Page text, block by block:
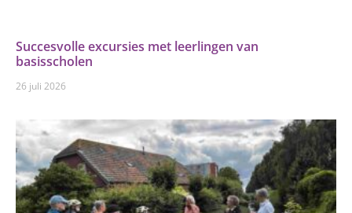
Succesvolle excursies met leerlingen van
basisscholen
26 juli 2026